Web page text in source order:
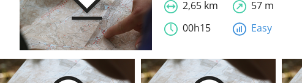
2,65 km
57 m
00h15
Easy